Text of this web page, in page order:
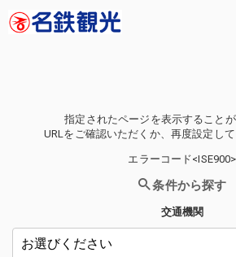
指定されたページを表示することが
URLをご確認いただくか、再度設定して
エラーコード<ISE900>
条件から探す
交通機関